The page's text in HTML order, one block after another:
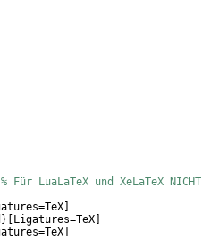
% Für LuaLaTeX und XeLaTeX
} Ligatures=TeX